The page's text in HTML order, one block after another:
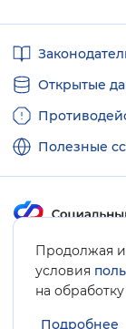
Продолжая
условия
на
Подробнее
ссылки
Открытые
Полезные
Карта сайта